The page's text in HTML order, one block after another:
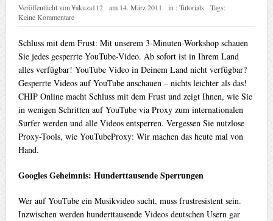
Veröffentlicht von¥akuza112 am 14. März 2011 in :Tutorials
Tags:
Keine Kommentare
Schluss mit dem Frust: Mit unserem 3-Minuten-Workshop schauen
Sie jedes gesperrte YouTube-Video. Ab sofort ist in Ihrem Land
alles verfügbar! YouTube Video in Deinem Land nicht verfügbar?
Gesperrte Videos auf YouTube anschauen – nichts leichter als das!
CHIP Online macht Schluss mit dem Frust und zeigt Ihnen, wie Sie
in wenigen Schritten auf YouTube via Proxy zum internationalen
Surfer werden und alle Videos entsperren. Vergessen Sie nutzlose
Proxy-Tools, wie YouTubeProxy: Wir machen das heute mal von
Hand.
Googles Geheimnis: Hunderttausende Sperrungen
Wer auf YouTube ein Musikvideo sucht, muss frustresistent sein.
Inzwischen werden hunderttausende Videos deutschen Usern gar